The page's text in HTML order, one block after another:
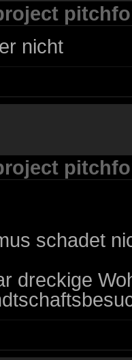
nicht
schadet
dreckige